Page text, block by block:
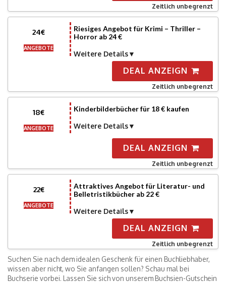
Zeitlich unbegrenzt
24€
ANGEBOTE
Riesiges Angebot für Krimi – Thriller –
Horror ab 24 €
Weitere Details
DEAL ANZEIGN
Zeitlich unbegrenzt
18€
ANGEBOTE
Kinderbilderbücher für 18 € kaufen
Weitere Details
DEAL ANZEIGN
Zeitlich unbegrenzt
22€
ANGEBOTE
Attraktives Angebot für Literatur- und
Belletristikbücher ab 22 €
Weitere Details
DEAL ANZEIGN
Zeitlich unbegrenzt
Suchen Sie nach dem idealen Geschenk für einen Buchliebhaber,
wissen aber nicht, wo Sie anfangen sollen? Schau mal bei
Buchserie vorbei. Lassen Sie sich von unserem Buchsien-Gutschein